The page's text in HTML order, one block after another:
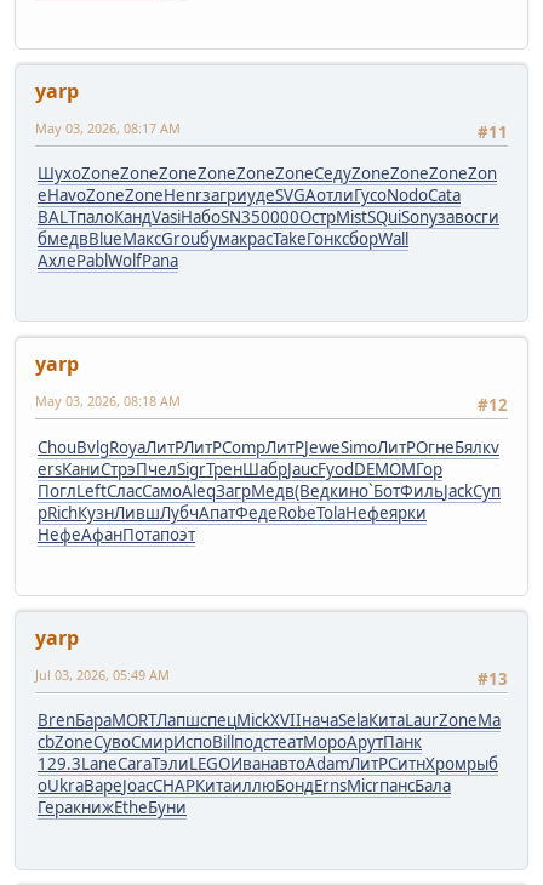
yarp
#11
May 03, 2026, 08:17 AM
ШухоZoneZoneZoneZoneZoneZoneСедуZoneZoneZoneZon
eHavoZoneZoneHenrзагриудеSVGAотлиГусоNodoCata
BALTпалоКандVasiНабоSN350000ОстрMistSQuiSonyзавосги
бмедвBlueМаксGrouбумакрасTakeГонксборWall
АхлеPablWolfPana
yarp
#12
May 03, 2026, 08:18 AM
ChouBvlgRoyaЛитРЛитРCompЛитРJeweSimoЛитРОгнеБялкv
ersКаниСтрэПчелSigrТренШабрJaucFyodDEMOМГор
ПоглLeftСласСамоAleqЗагрМедв(Ведкино`БотФильJackСуп
рRichКузнЛившЛубчАпатФедеRobeTolaНефеярки
НефеАфанПотапоэт
yarp
#13
Jul 03, 2026, 05:49 AM
BrenБараMORTЛапшспецMickXVIIначаSelaКитаLaurZoneMa
cbZoneСувоСмирИспоBill подстеатМороАрутПанк
129.3LaneCaraТэлиLEGOИванавтоAdamЛитРСитнХромрыб
оUkraВареJoacCHAPКитаиллюБондErnsMicrпансБала
ГеракнижEtheБуни